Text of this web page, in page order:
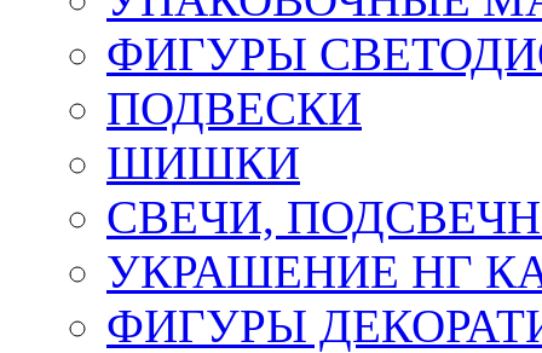
ФИГУРЫ
ПОДВЕСКИ
ШИШКИ
СВЕЧИ,
УКРАШЕНИЕ НГ
ФИГУРЫ